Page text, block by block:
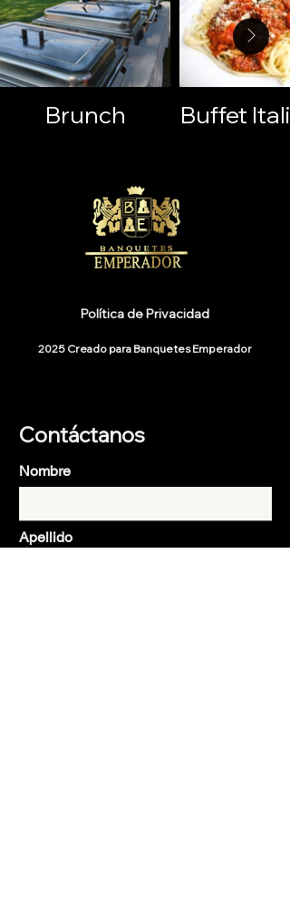
Brunch Buffet
Política de Privacidad
2025 Creado para Banquetes Emperador
Contáctanos
Nombre
Apellido